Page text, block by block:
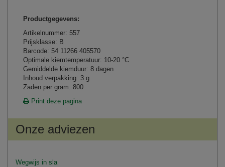
Productgegevens:
Artikelnummer: 557
Prijsklasse: B
Barcode: 54 11266 405570
Optimale kiemtemperatuur: 10-20 °C
Gemiddelde kiemduur: 8 dagen
Inhoud verpakking: 3 g
Zaden per gram: 800
Print deze pagina
Onze adviezen
Wegwijs in sla